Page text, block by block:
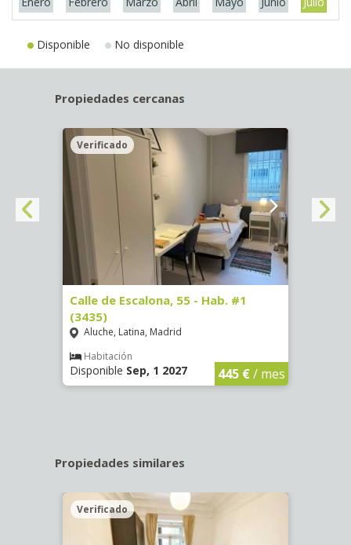
Disponible No disponible
Propiedades cercanas
Verificado
Calle de Escalona, 55 - Hab. #1
(3435)
Aluche, Latina, Madrid
Habitación
Disponible Sep, 1 2027 445 €/ mes
Propiedades similares
Verificado